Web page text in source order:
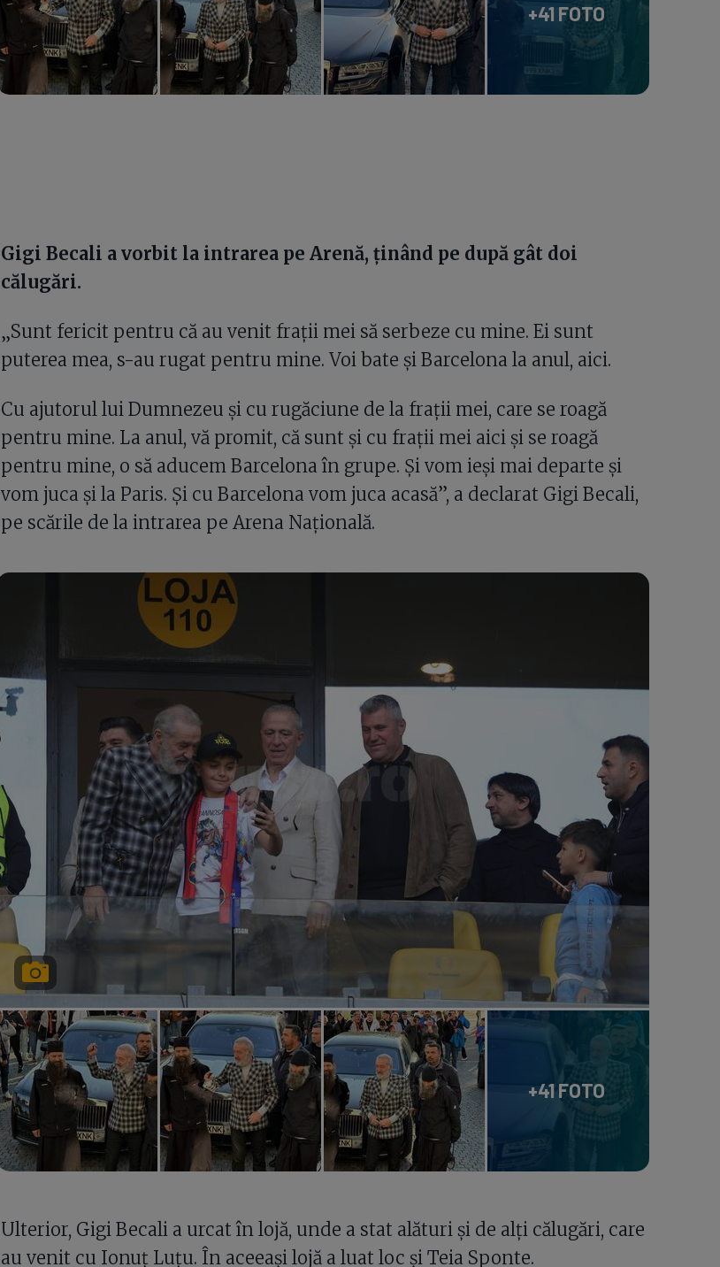
+41 FOTO
Gigi Becali a vorbit la intrarea pe Arenă, ținând pe după gât doi
călugări.
„Sunt fericit pentru că au venit frații mei să serbeze cu mine. Ei sunt
puterea mea, s-au rugat pentru mine. Voi bate și Barcelona la anul, aici.
Cu ajutorul lui Dumnezeu și cu rugăciune de la frații mei, care se roagă
pentru mine. La anul, vă promit, că sunt și cu frații mei aici și se roagă
pentru mine, o să aducem Barcelona în grupe. Și vom ieși mai departe și
vom juca și la Paris. Și cu Barcelona vom juca acasă”, a declarat Gigi Becali,
pe scările de la intrarea pe Arena Națională.
+41 FOTO
Ulterior, Gigi Becali a urcat în lojă, unde a stat alături și de alți călugări, care
au venit cu Ionuț Luțu. În aceeași lojă a luat loc și Teia Sponte.